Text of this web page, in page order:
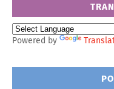
Powered by